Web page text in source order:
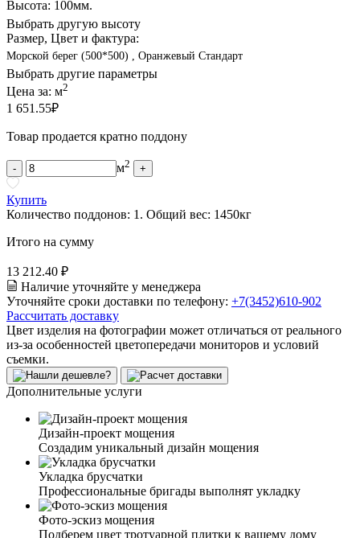
Высота: 100мм.
Выбрать другую высоту
Размер, Цвет и фактура:
Морской берег (500*500) , Оранжевый Стандарт
Выбрать другие параметры
Цена за: м2
1 651.55₽
Товар продается кратно поддону
- м2 +
Купить
Количество поддонов: 1 . Общий вес: 1450кг
Итого на сумму
13 212.40 ₽
Наличие уточняйте у менеджера
Уточняйте сроки доставки по телефону: +7(3452)610-902
Рассчитать доставку
Цвет изделия на фотографии может отличаться от реального
из-за особенностей цветопередачи мониторов и условий
съемки.
Дополнительные услуги
Дизайн-проект мощения
Создадим уникальный дизайн мощения
Укладка брусчатки
Профессиональные бригады выполнят укладку
Фото-эскиз мощения
Подберем цвет тротуарной плитки к вашему дому